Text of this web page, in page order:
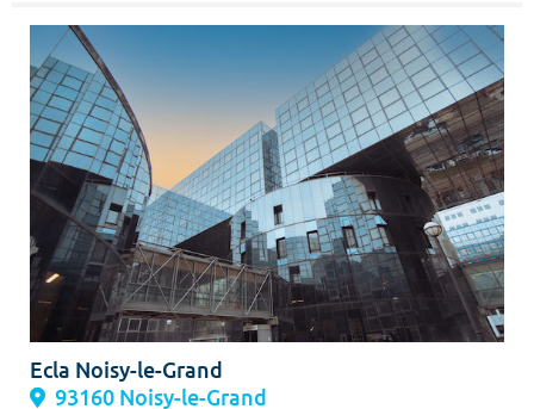
Ecla Noisy-le-Grand
93160 Noisy-le-Grand